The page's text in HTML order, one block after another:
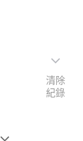
清除
紀錄